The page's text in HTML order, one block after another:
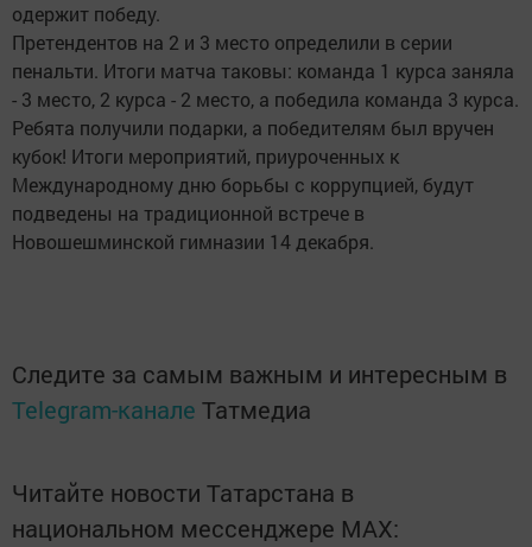
одержит победу.
Претендентов на 2 и 3 место определили в серии
пенальти. Итоги матча таковы: команда 1 курса заняла
- 3 место, 2 курса - 2 место, а победила команда 3 курса.
Ребята получили подарки, а победителям был вручен
кубок! Итоги мероприятий, приуроченных к
Международному дню борьбы с коррупцией, будут
подведены на традиционной встрече в
Новошешминской гимназии 14 декабря.
Следите за самым важным и интересным в
Telegram-канале Татмедиа
Читайте новости Татарстана в
национальном мессенджере MАХ: